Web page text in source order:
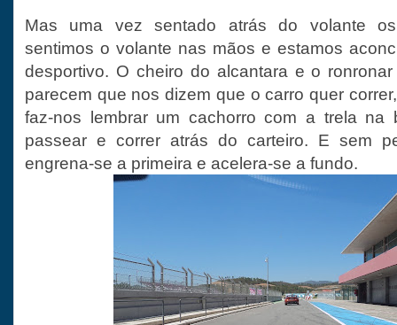
Mas uma vez sentado atrás do volante
sentimos o volante nas mãos e estamos
desportivo. O cheiro do alcantara e o
parecem que nos dizem que o carro quer
faz-nos lembrar um cachorro com a trela na
passear e correr atrás do carteiro. E sem
engrena-se a primeira e acelera-se a fundo.